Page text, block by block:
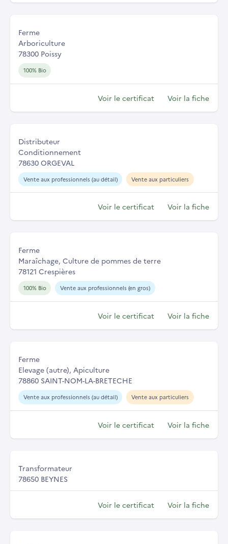
Ferme
Arboriculture
78300 Poissy
100% Bio
Voir le certificat Voir la fiche
Distributeur
Conditionnement
78630 ORGEVAL
Vente aux professionnels (au détail) Vente aux particuliers
Voir le certificat Voir la fiche
Ferme
Maraîchage, Culture de pommes de terre
78121 Crespières
100% Bio Vente aux professionnels (en gros)
Voir le certificat Voir la fiche
Ferme
Elevage (autre), Apiculture
78860 SAINT-NOM-LA-BRETECHE
Vente aux professionnels (au détail) Vente aux particuliers
Voir le certificat Voir la fiche
Transformateur
78650 BEYNES
Voir le certificat Voir la fiche